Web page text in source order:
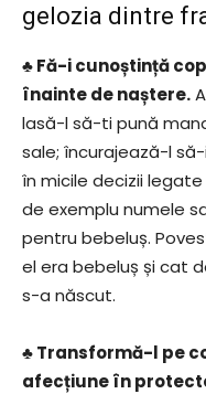
gelozia dintre
♣ Fă-i cunoștință
înainte de naștere.
lasă-l să-ti pună
sale; încurajează-l
în micile decizii
de exemplu numele
pentru bebeluș.
el era bebeluș și cat
s-a născut.
♣ Transformă-l pe
afecțiune în